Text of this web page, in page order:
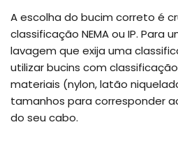
A escolha do bucim correto é
classificação NEMA ou IP. Para
lavagem que exija uma
utilizar bucins com
materiais (nylon, latão
tamanhos para corresponder
do seu cabo.